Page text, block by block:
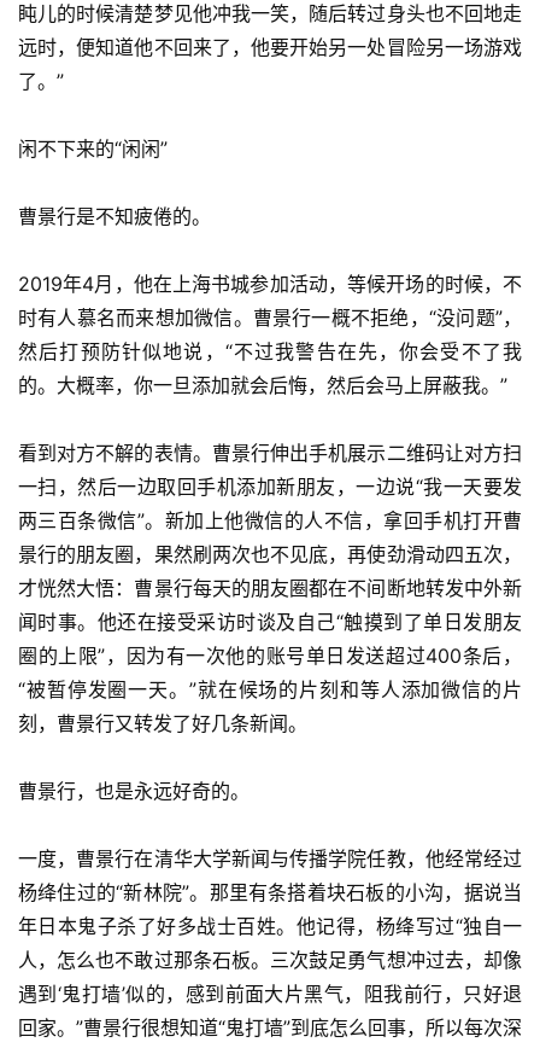
盹儿的时候清楚梦见他冲我一笑，随后转过身头也不回地走
远时，便知道他不回来了，他要开始另一处冒险另一场游戏
了。”
闲不下来的“闲闲”
曹景行是不知疲倦的。
2019年4月，他在上海书城参加活动，等候开场的时候，不
时有人慕名而来想加微信。曹景行一概不拒绝，“没问题”，
然后打预防针似地说，“不过我警告在先，你会受不了我
的。大概率，你一旦添加就会后悔，然后会马上屏蔽我。”
看到对方不解的表情。曹景行伸出手机展示二维码让对方扫
一扫，然后一边取回手机添加新朋友，一边说“我一天要发
两三百条微信”。新加上他微信的人不信，拿回手机打开曹
景行的朋友圈，果然刷两次也不见底，再使劲滑动四五次，
才恍然大悟：曹景行每天的朋友圈都在不间断地转发中外新
闻时事。他还在接受采访时谈及自己“触摸到了单日发朋友
圈的上限”，因为有一次他的账号单日发送超过400条后，
“被暂停发圈一天。”就在候场的片刻和等人添加微信的片
刻，曹景行又转发了好几条新闻。
曹景行，也是永远好奇的。
一度，曹景行在清华大学新闻与传播学院任教，他经常经过
杨绛住过的“新林院”。那里有条搭着块石板的小沟，据说当
年日本鬼子杀了好多战士百姓。他记得，杨绛写过“独自一
人，怎么也不敢过那条石板。三次鼓足勇气想冲过去，却像
遇到‘鬼打墙’似的，感到前面大片黑气，阻我前行，只好退
回家。”曹景行很想知道“鬼打墙”到底怎么回事，所以每次深